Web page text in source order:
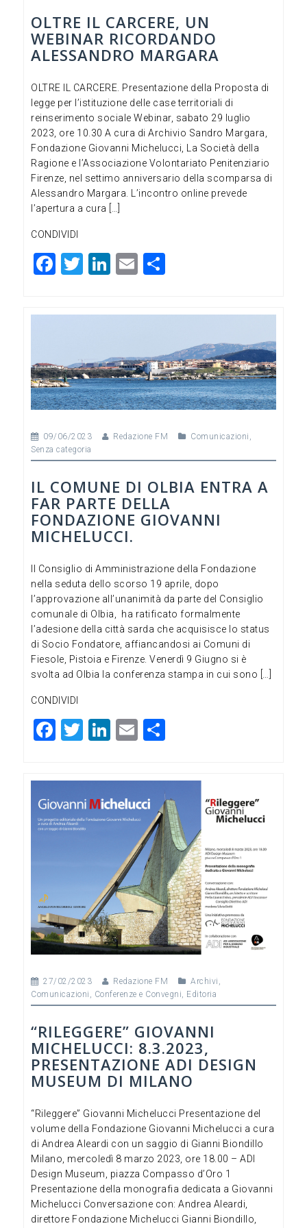
OLTRE IL CARCERE, UN
WEBINAR RICORDANDO
ALESSANDRO MARGARA
OLTRE IL CARCERE. Presentazione della Proposta di
legge per l’istituzione delle case territoriali di
reinserimento sociale Webinar, sabato 29 luglio
2023, ore 10.30 A cura di Archivio Sandro Margara,
Fondazione Giovanni Michelucci, La Società della
Ragione e l’Associazione Volontariato Penitenziario
Firenze, nel settimo anniversario della scomparsa di
Alessandro Margara. L’incontro online prevede
l’apertura a cura […]
CONDIVIDI
F
c
o
o
k
T
tt
Li
ke
n
E
ai n
vi
di
09/06/2023 Redazione FM Comunicazioni ,
Senza categoria
IL COMUNE DI OLBIA ENTRA A
FAR PARTE DELLA
FONDAZIONE GIOVANNI
MICHELUCCI.
Il Consiglio di Amministrazione della Fondazione
nella seduta dello scorso 19 aprile, dopo
l’approvazione all’unanimità da parte del Consiglio
comunale di Olbia, ha ratificato formalmente
l’adesione della città sarda che acquisisce lo status
di Socio Fondatore, affiancandosi ai Comuni di
Fiesole, Pistoia e Firenze. Venerdì 9 Giugno si è
svolta ad Olbia la conferenza stampa in cui sono […]
CONDIVIDI
F
c
e
b
T
tt
er
Li
ke
dI
n
E
ai
l
n
di
vi
di
27/02/2023 Redazione FM Archivi
Comunicazioni
Conferenze e Convegni Editoria
“RILEGGERE” GIOVANNI
MICHELUCCI: 8.3.2023,
PRESENTAZIONE ADI DESIGN
MUSEUM DI MILANO
“Rileggere” Giovanni Michelucci Presentazione del
volume della Fondazione Giovanni Michelucci a cura
di Andrea Aleardi con un saggio di Gianni Biondillo
Milano, mercoledì 8 marzo 2023, ore 18.00 – ADI
Design Museum, piazza Compasso d’Oro 1
Presentazione della monografia dedicata a Giovanni
Michelucci Conversazione con: Andrea Aleardi,
direttore Fondazione Michelucci Gianni Biondillo,